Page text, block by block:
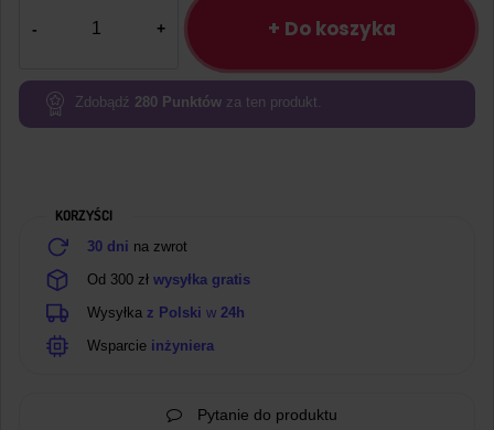
sztuk
+ Do koszyka
Zdobądź 280 Punktów za ten produkt.
KORZYŚCI
30 dni na zwrot
Od 300 zł wysyłka gratis
Wysyłka z Polski w 24h
Wsparcie inżyniera
Pytanie do produktu